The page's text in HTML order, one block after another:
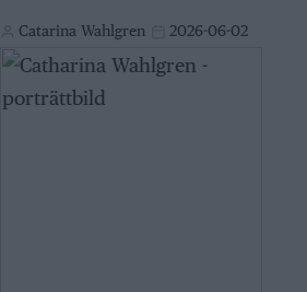
Catarina Wahlgren 2026-06-02